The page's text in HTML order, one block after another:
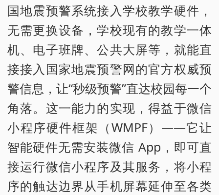
国地震预警系统接入学校教学硬件，
无需更换设备，学校现有的教学一体
机、电子班牌、公共大屏等，就能直
接接入国家地震预警网的官方权威预
警信息，让“秒级预警”直达校园每一个
角落。这一能力的实现，得益于微信
小程序硬件框架（WMPF）——它让
智能硬件无需安装微信 App，即可直
接运行微信小程序及其服务，将小程
序的触达边界从手机屏幕延伸至各类